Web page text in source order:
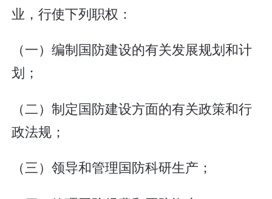
业，行使下列职权：
（一）编制国防建设的有关发展规划和计
划；
（二）制定国防建设方面的有关政策和行
政法规；
（三）领导和管理国防科研生产；